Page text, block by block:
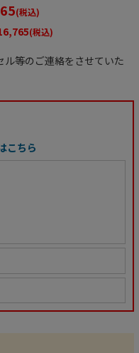
(税込)
(税込)
等のご連絡をさせていた
こちら